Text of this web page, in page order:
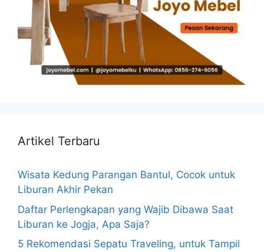
Artikel Terbaru
Wisata Kedung Parangan Bantul, Cocok untuk
Liburan Akhir Pekan
Daftar Perlengkapan yang Wajib Dibawa Saat
Liburan ke Jogja, Apa Saja?
5 Rekomendasi Sepatu Traveling, untuk Tampil